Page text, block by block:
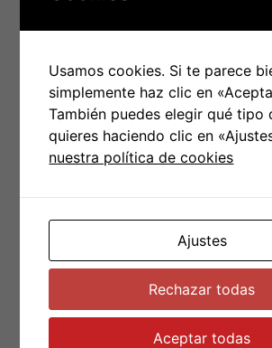
PRODUCTOS
Usamos cookies. Si te parece
simplemente haz clic en
También puedes elegir qué tipo
quieres haciendo clic en
nuestra política de cookies
Ajustes
Rechazar todas
Aceptar todas